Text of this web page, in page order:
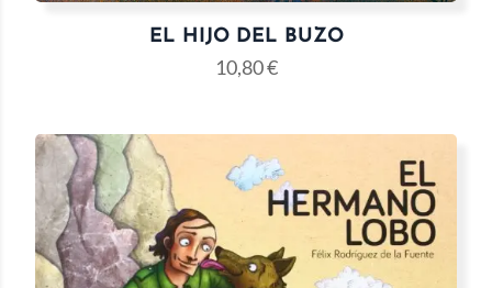
EL HIJO DEL BUZO
10,80€